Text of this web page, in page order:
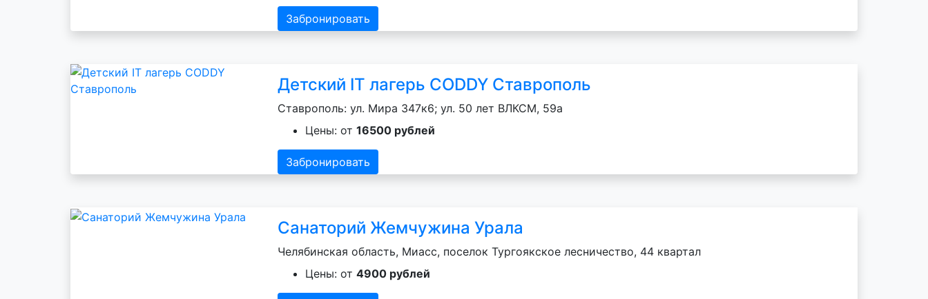
Забронировать
Детский IT лагерь CODDY Ставрополь
Ставрополь: ул. Мира 347к6; ул. 50 лет ВЛКСМ, 59а
Цены: от 16500 рублей
Забронировать
Санаторий Жемчужина Урала
Челябинская область, Миасс, поселок Тургоякское лесничество, 44 квартал
Цены: от 4900 рублей